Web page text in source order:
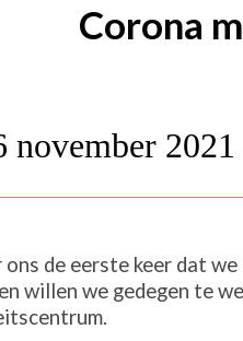
Corona
november 2021
de eerste keer dat
willen we gedegen te